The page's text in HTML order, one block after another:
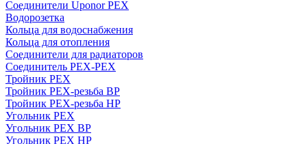
Соединители Uponor PEX
Водорозетка
Кольца для водоснабжения
Кольца для отопления
Соединители для радиаторов
Соединитель PEX-PEX
Тройник PEX
Тройник PEX-резьба ВР
Тройник PEX-резьба НР
Угольник PEX
Угольник PEX ВР
Угольник PEX НР